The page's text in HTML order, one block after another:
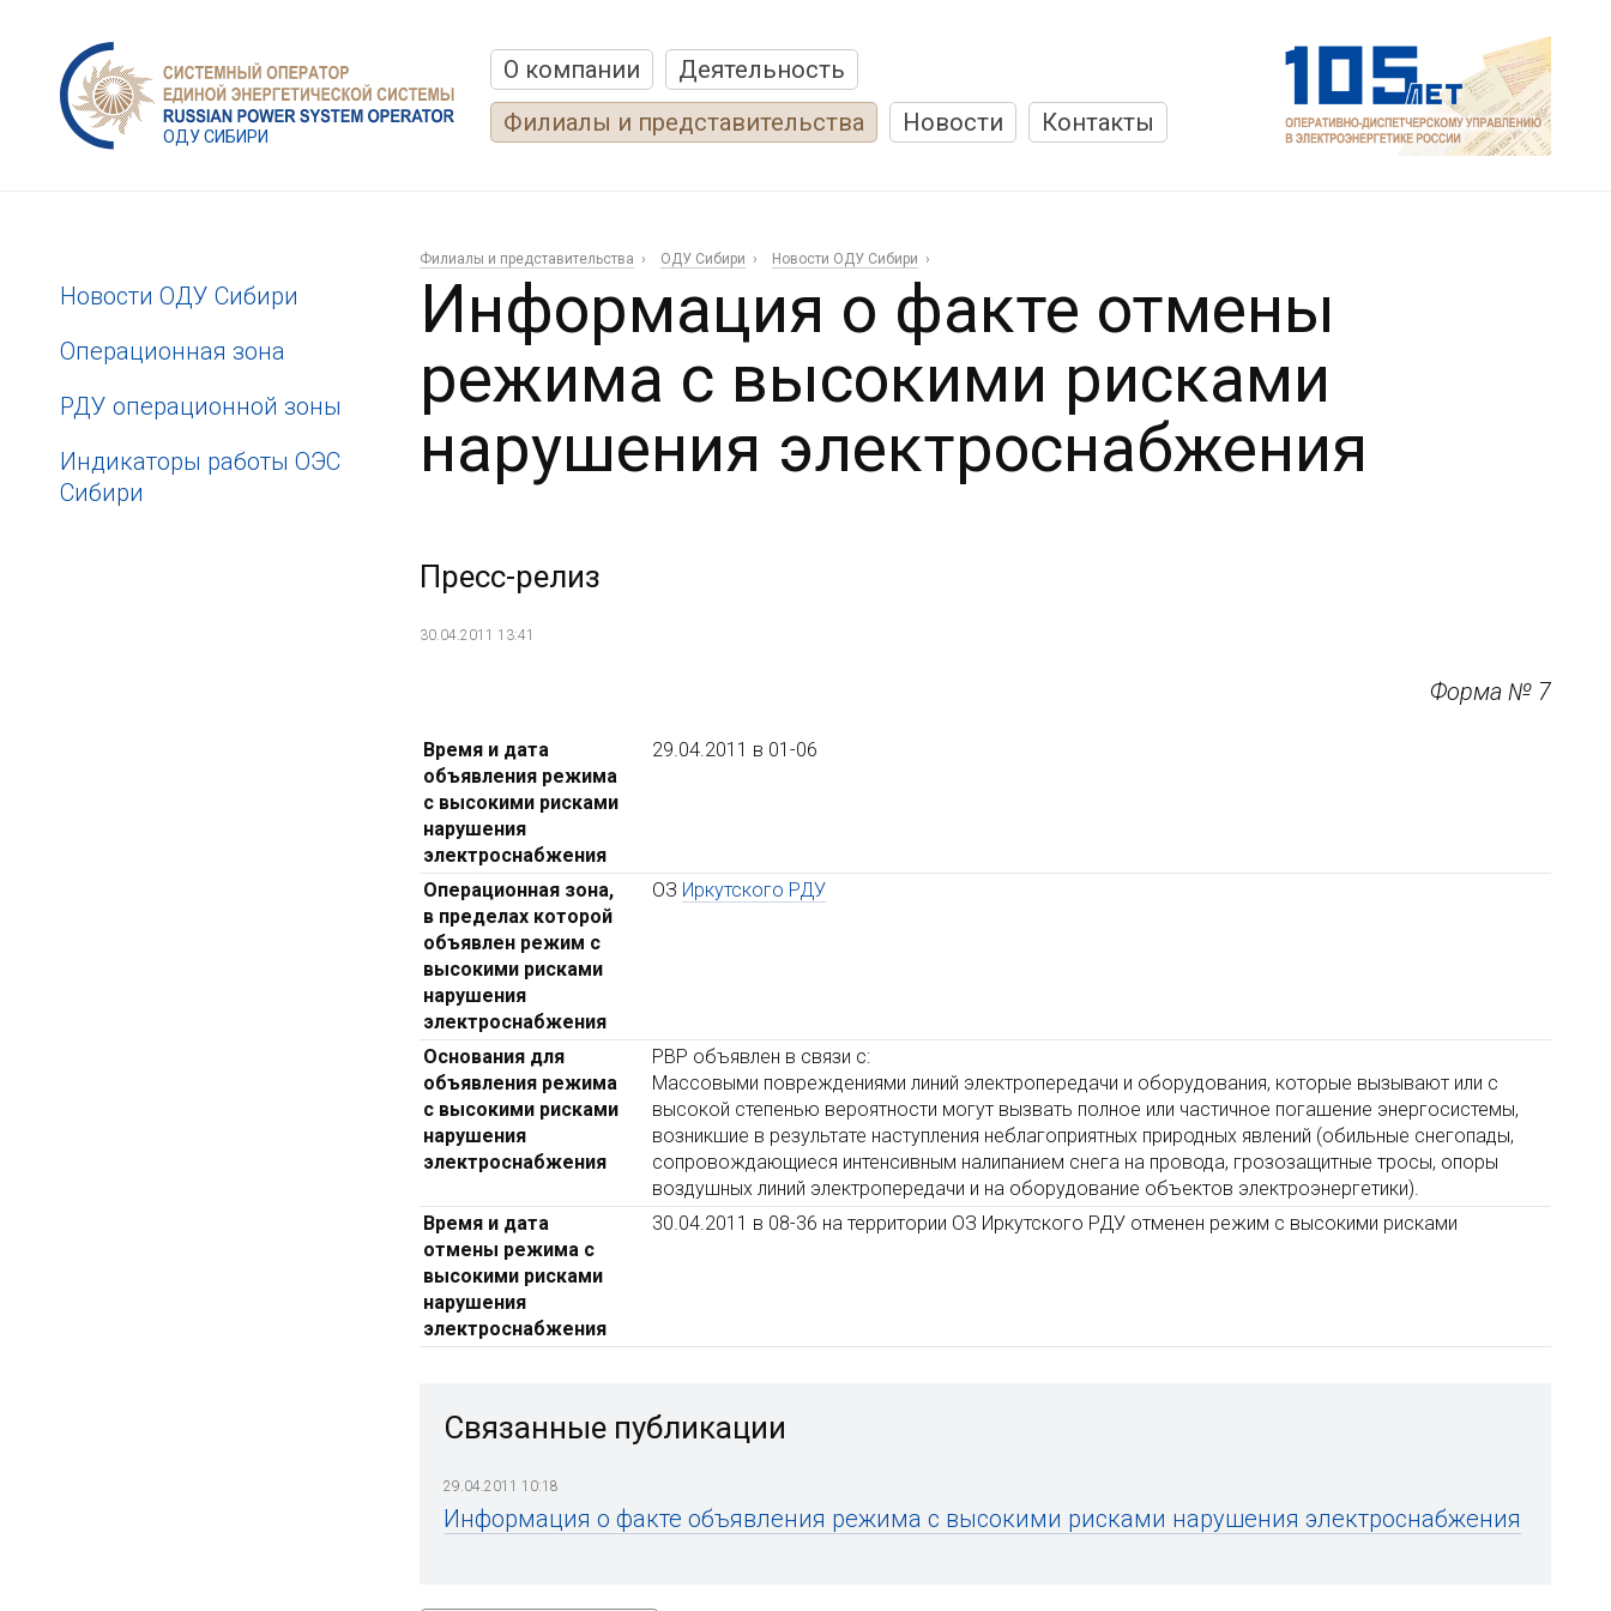
ОДУ СИБИРИ
О компании
Деятельность
Филиалы и представительства
Новости Контакты
Новости ОДУ Сибири
Операционная зона
РДУ операционной зоны
Индикаторы работы ОЭС
Сибири
Филиалы и представительства ОДУ Сибири Новости ОДУ Сибири
Информация о факте отмены
режима с высокими рисками
нарушения электроснабжения
Пресс-релиз
30.04.2011 13:41
Форма № 7
Время и дата
объявления режима
с высокими рисками
нарушения
электроснабжения
29.04.2011 в 01-06
Операционная зона,
в пределах которой
объявлен режим с
высокими рисками
нарушения
электроснабжения
ОЗ Иркутского РДУ
Основания для
объявления режима
с высокими рисками
нарушения
электроснабжения
РВР объявлен в связи с:
Массовыми повреждениями линий электропередачи и оборудования, которые вызывают или с
высокой степенью вероятности могут вызвать полное или частичное погашение энергосистемы,
возникшие в результате наступления неблагоприятных природных явлений (обильные снегопады,
сопровождающиеся интенсивным налипанием снега на провода, грозозащитные тросы, опоры
воздушных линий электропередачи и на оборудование объектов электроэнергетики).
Время и дата
отмены режима с
высокими рисками
нарушения
электроснабжения
30.04.2011 в 08-36 на территории ОЗ Иркутского РДУ отменен режим с высокими рисками
Связанные публикации
29.04.2011 10:18
Информация о факте объявления режима с высокими рисками нарушения электроснабжения